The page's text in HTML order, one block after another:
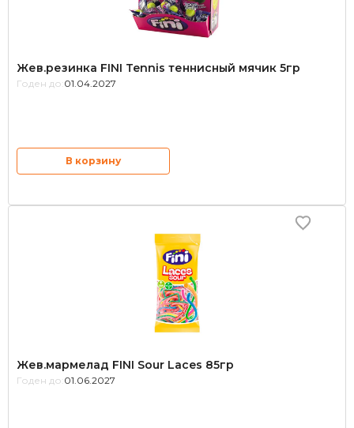
Жев.резинка FINI Tennis теннисный мячик 5гр
Годен до: 01.04.2027
В корзину
Жев.мармелад FINI Sour Laces 85гр
Годен до: 01.06.2027